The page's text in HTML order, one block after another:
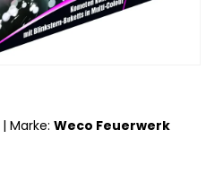
| Marke: Weco Feuerwerk